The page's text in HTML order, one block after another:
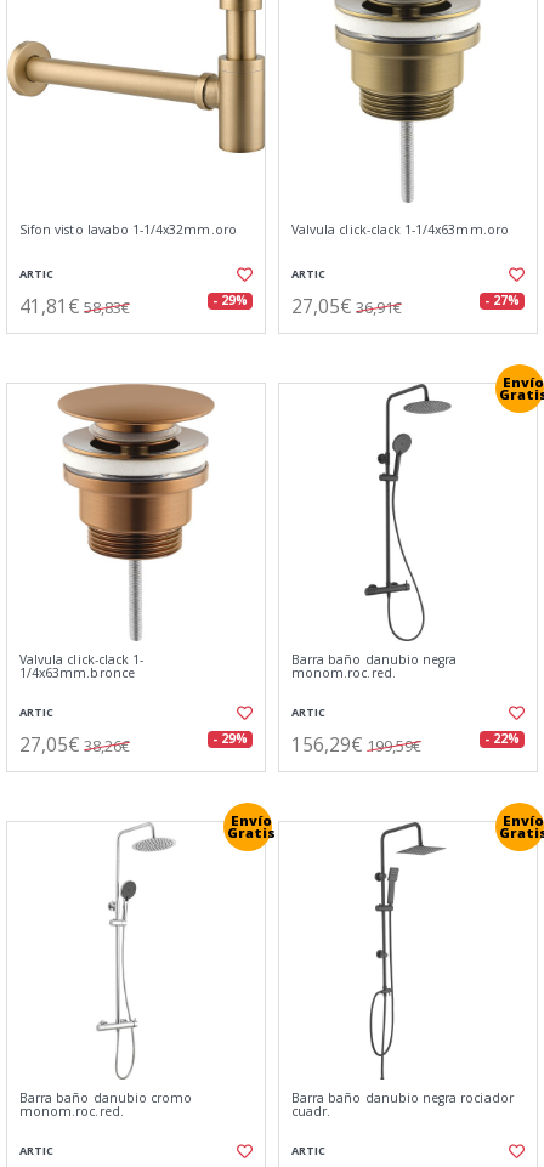
Sifon visto lavabo 1-1/4x32mm.oro
ARTIC
41,81€ 58,83€ - 29%
Valvula click-clack 1-1/4x63mm.oro
ARTIC
27,05€ 36,91€ - 27%
Valvula click-clack 1-
1/4x63mm.bronce
ARTIC
27,05€ 38,26€ - 29%
Envío
Barra baño danubio negra
monom.roc.red.
ARTIC
156,29€ 199,59€ - 22%
Envío
Gratis
Barra baño danubio cromo
monom.roc.red.
ARTIC
Envío
Barra baño danubio negra rociador
cuadr.
ARTIC